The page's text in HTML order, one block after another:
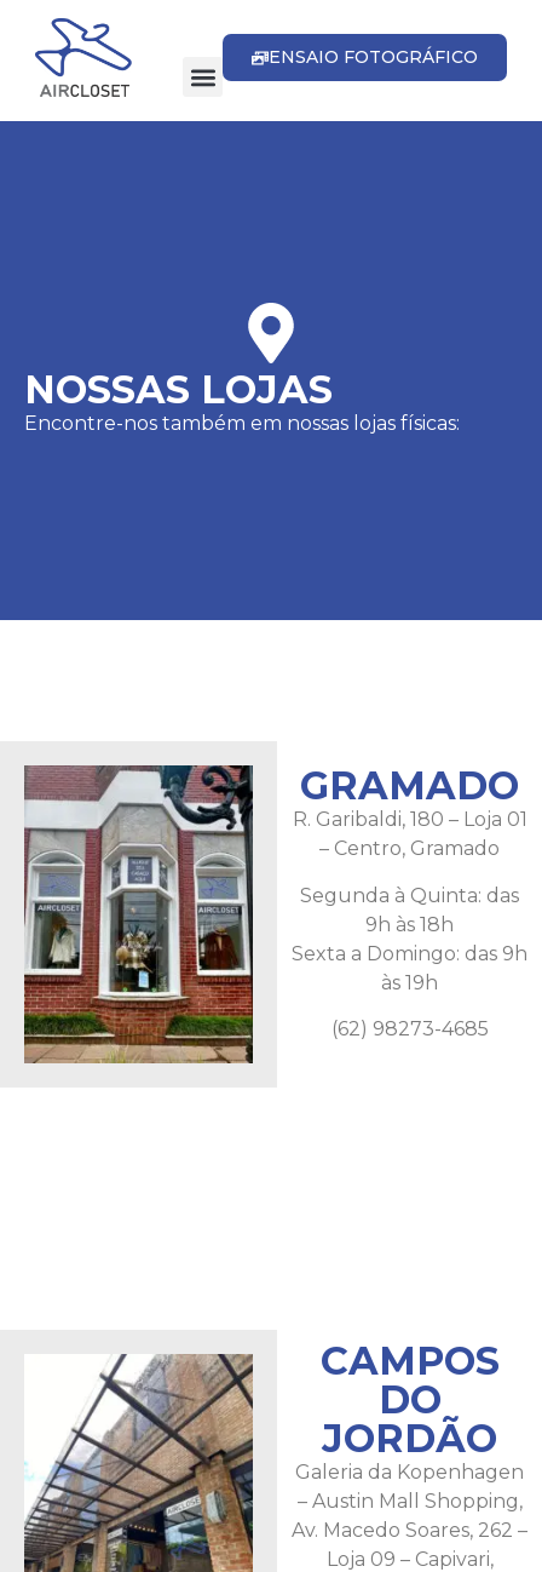
ENSAIO FOTOGRÁFICO
NOSSAS LOJAS
Encontre-nos também em nossas lojas físicas:
R. Garibaldi, 180 – Loja 01
– Centro, Gramado
Segunda à Quinta: das
9h às 18h
Sexta a Domingo: das 9h
às 19h
(62) 98273-4685
GRAMADO
CAMPOS
DO
JORDÃO
Galeria da Kopenhagen
– Austin Mall Shopping,
Av. Macedo Soares, 262 –
Loja 09 – Capivari,